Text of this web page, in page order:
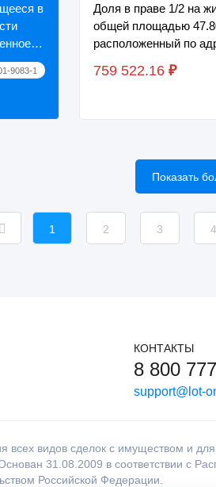
в
9083-1
Доля в праве 1/2 на
общей площадью
расположенный по
Калужская обл., р-н
Волково, дом 10. К...
759 522.16 ₽
Показать
1 2 3 4
КОНТАКТЫ
8 800
support@lot-
видов сделок с имуществом и для
31.08.2009 в соответствии с
Российской Федерации.